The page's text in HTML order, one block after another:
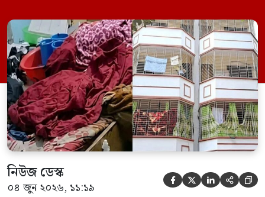
(বুয়েট) অধ্যাপক একেএম আশিকুর রহমান।
তিনি পরিবারের বিরুদ্ধে ছড়ানো বিভিন্ন তথ্যকে
মিথ্যা বলে দাবি করেছেন। বুধবার (৩ জুন)
গণমাধ্যমে দেওয়া বক্তব্যে তিনি এই […]
নিউজ ডেস্ক
০৪ জুন ২০২৬, ১১:১৯     